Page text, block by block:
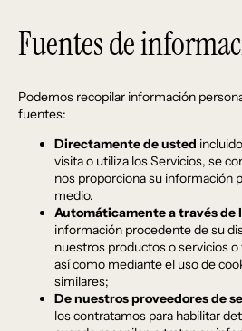
Fuentes de
Podemos recopilar información
fuentes:
Directamente de usted
visita o utiliza los Servicios, se
nos proporciona su información
medio.
Automáticamente a través de
información procedente de su
nuestros productos o servicios
así como mediante el uso de
similares;
De nuestros proveedores de
los contratamos para habilitar